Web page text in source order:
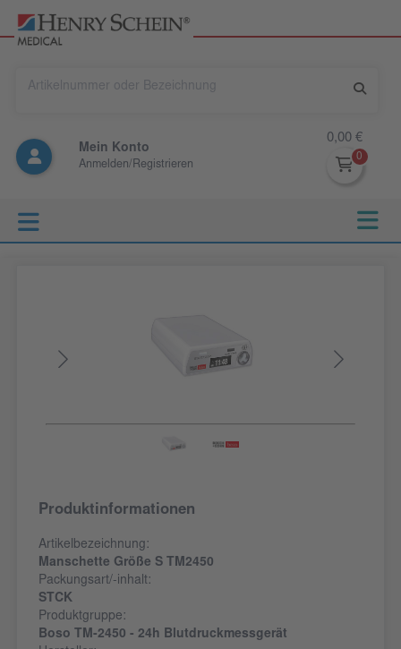
Mein Konto
Anmelden/Registrieren
0,00 €
Produktinformationen
Artikelbezeichnung:
Manschette Größe S TM2450
Packungsart/-inhalt:
STCK
Produktgruppe:
Boso TM-2450 - 24h Blutdruckmessgerät